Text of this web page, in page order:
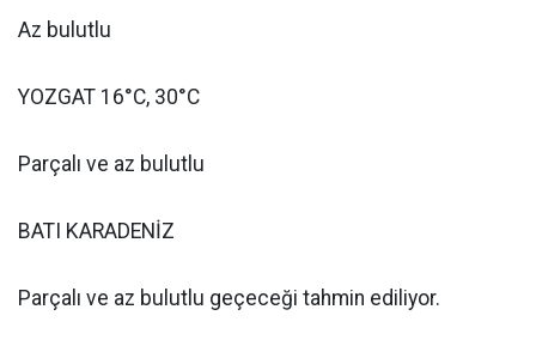
Az bulutlu
YOZGAT 16°C, 30°C
Parçalı ve az bulutlu
BATI KARADENİZ
Parçalı ve az bulutlu geçeceği tahmin ediliyor.